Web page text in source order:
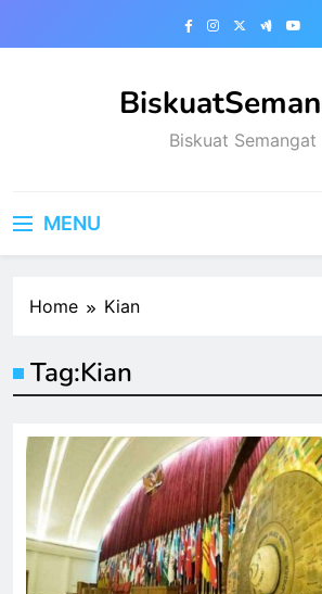
Biskuat Semangat
MENU
Home Kian
Tag:Kian